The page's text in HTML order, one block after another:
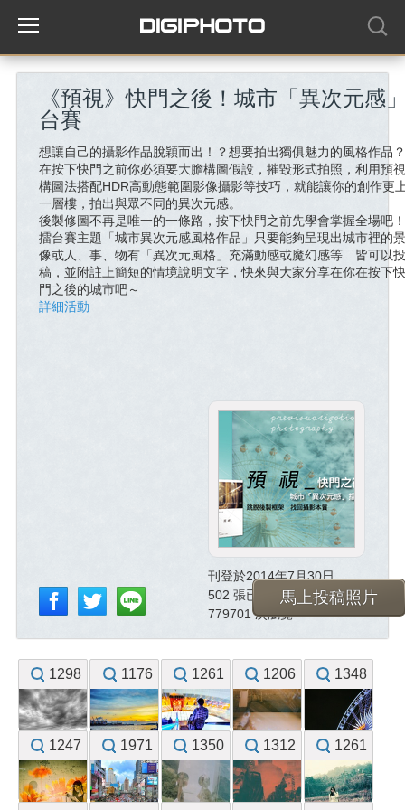
《預視》快門之後！城市「異次元感
台賽
想讓自己的攝影作品脫穎而出！？想要拍出獨俱魅力的風格作品
在按下快門之前你必須要大膽構圖假設，摧毀形式拍照，利用預
構圖法搭配HDR高動態範圍影像攝影等技巧，就能讓你的創作更
一層樓，拍出與眾不同的異次元感。
後製修圖不再是唯一的一條路，按下快門之前先學會掌握全場吧
擂台賽主題「城市異次元感風格作品」只要能夠呈現出城市裡的
像或人、事、物有「異次元風格」充滿動感或魔幻感等…皆可以
稿，並附註上簡短的情境說明文字，快來與大家分享在你在按下
門之後的城市吧～
詳細活動
馬上投稿照片
刊登於2014年7月30日
502 張已投稿照片
779701 次瀏覽
1298 1176 1261 1206 1348
1247 1971 1350 1312 1261